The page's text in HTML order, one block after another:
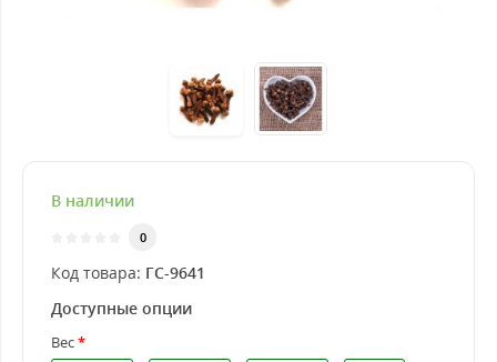
В наличии
0
Код товара: ГС-9641
Доступные опции
Вес